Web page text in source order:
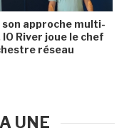
son approche multi-
IO River joue le chef
réseau
UNE